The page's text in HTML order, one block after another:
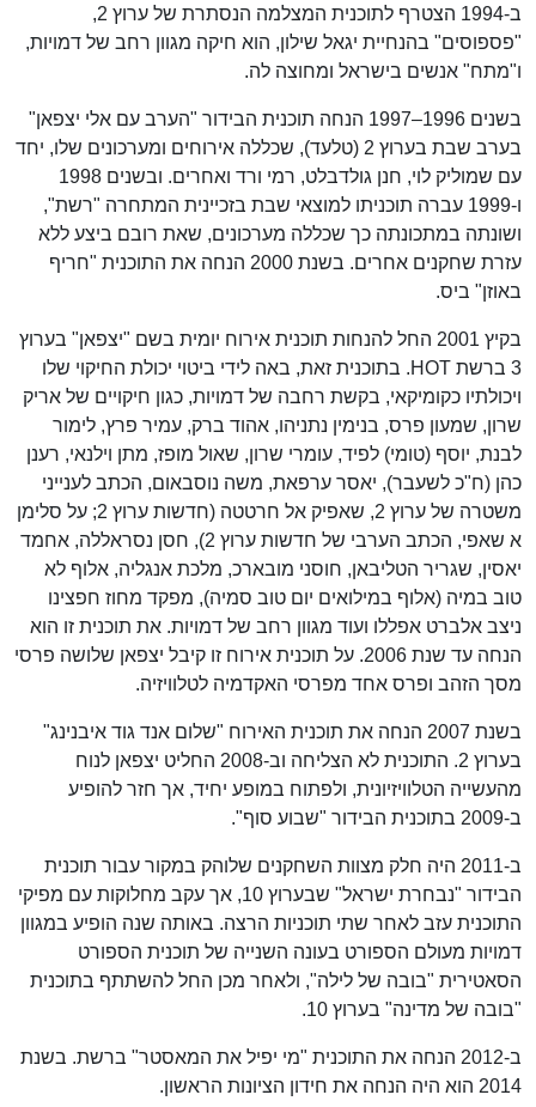
ב-1994 הצטרף לתוכנית המצלמה הנסתרת של ערוץ 2,
"פספוסים" בהנחיית יגאל שילון, הוא חיקה מגוון רחב של דמויות,
ו"מתח" אנשים בישראל ומחוצה לה.
בשנים 1996–1997 הנחה תוכנית הבידור "הערב עם אלי יצפאן"
בערב שבת בערוץ 2 (טלעד), שכללה אירוחים ומערכונים שלו, יחד
עם שמוליק לוי, חנן גולדבלט, רמי ורד ואחרים. ובשנים 1998
ו-1999 עברה תוכניתו למוצאי שבת בזכיינית המתחרה "רשת",
ושונתה במתכונתה כך שכללה מערכונים, שאת רובם ביצע ללא
עזרת שחקנים אחרים. בשנת 2000 הנחה את התוכנית "חריף
באוזן" ביס.
בקיץ 2001 החל להנחות תוכנית אירוח יומית בשם "יצפאן" בערוץ
3 ברשת HOT. בתוכנית זאת, באה לידי ביטוי יכולת החיקוי שלו
ויכולתיו כקומיקאי, בקשת רחבה של דמויות, כגון חיקויים של אריק
שרון, שמעון פרס, בנימין נתניהו, אהוד ברק, עמיר פרץ, לימור
לבנת, יוסף (טומי) לפיד, עומרי שרון, שאול מופז, מתן וילנאי, רענן
כהן (ח"כ לשעבר), יאסר ערפאת, משה נוסבאום, הכתב לענייני
משטרה של ערוץ 2, שאפיק אל חרטטה (חדשות ערוץ 2; על סלימן
א שאפי, הכתב הערבי של חדשות ערוץ 2), חסן נסראללה, אחמד
יאסין, שגריר הטליבאן, חוסני מובארכ, מלכת אנגליה, אלוף לא
טוב במיה (אלוף במילואים יום טוב סמיה), מפקד מחוז חפצינו
ניצב אלברט אפללו ועוד מגוון רחב של דמויות. את תוכנית זו הוא
הנחה עד שנת 2006. על תוכנית אירוח זו קיבל יצפאן שלושה פרסי
מסך הזהב ופרס אחד מפרסי האקדמיה לטלוויזיה.
בשנת 2007 הנחה את תוכנית האירוח "שלום אנד גוד איבנינג"
בערוץ 2. התוכנית לא הצליחה וב-2008 החליט יצפאן לנוח
מהעשייה הטלוויזיונית, ולפתוח במופע יחיד, אך חזר להופיע
ב-2009 בתוכנית הבידור "שבוע סוף".
ב-2011 היה חלק מצוות השחקנים שלוהק במקור עבור תוכנית
הבידור "נבחרת ישראל" שבערוץ 10, אך עקב מחלוקות עם מפיקי
התוכנית עזב לאחר שתי תוכניות הרצה. באותה שנה הופיע במגוון
דמויות מעולם הספורט בעונה השנייה של תוכנית הספורט
הסאטירית "בובה של לילה", ולאחר מכן החל להשתתף בתוכנית
"בובה של מדינה" בערוץ 10.
ב-2012 הנחה את התוכנית "מי יפיל את המאסטר" ברשת. בשנת
2014 הוא היה הנחה את חידון הציונות הראשון.